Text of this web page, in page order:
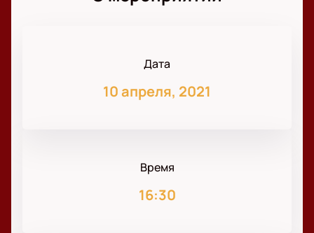
Дата
10 апреля, 2021
Время
16:30